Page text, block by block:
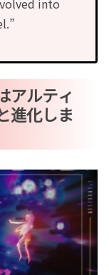
into
アルティ
進化しま